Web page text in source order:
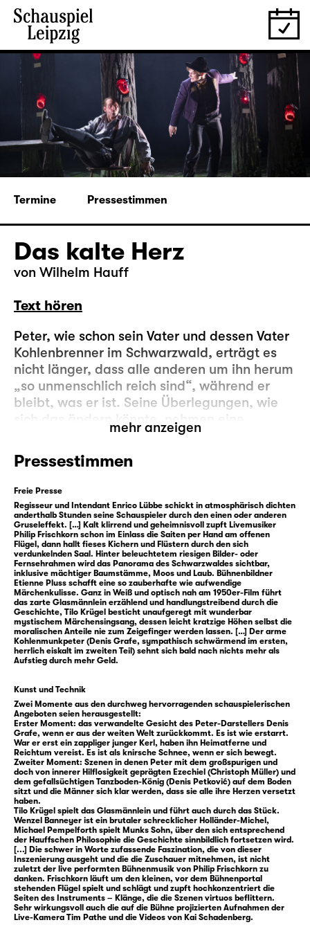
Termine Pressestimmen
Das kalte Herz
von Wilhelm Hauff
Text hören
Peter, wie schon sein Vater und dessen Vater
Kohlenbrenner im Schwarzwald, erträgt es
nicht länger, dass alle anderen um ihn herum
„so unmenschlich reich sind“, während er
bleibt, was er ist. Seine Überlegungen, wie
sich das ändern könnte, nehmen eine
ungeahnte Wendung: Er erfährt, dass er als
Sonntagskind das Glasmännlein aufsuchen
darf, das tief im Schwarzwald lebt. Bei ihm
hat er drei Wünsche frei. Wie einfach ist das!
Doch Peters Wunsch, immer genauso viel
Geld zu haben wie der erfolgreiche Ezechiel,
erweist sich als Fehlspekulation: Peter nimmt
Ezechiel beim Würfeln das Geld ab. So
lange, bis keiner von beiden mehr einen Taler
hat. Und Peter steht mit leeren Taschen da.
Seine Wut darüber will Peter am
Glasmännlein auslassen. Aber wo das
Glasmännlein ist, da wartet auch der
Holländer-Michel in der Nähe, als ein
skrupelloser Wunsch-Erfüller für alle, die die
große Gier umtreibt. Lebendiges Herz gegen
unbegrenzten Kredit, lautet Holländer-
Michels Geschäftsmodell. Peter willigt ein
und trägt ab da Stein statt Herz.
Sein Aufstieg beginnt. Bis er realisiert: Fast
niemand um ihn herum hat überhaupt noch
ein Herz. Aber: Einen Wunsch hat Peter beim
Glasmännlein bis zuletzt immer noch frei …
Der Schwarzwald in Wilhelm Hauffs „Das
kalte Herz“ ist ein sagenhafter Zauberwald.
Ein Ort, an dem Holz zu Kohle und Glas
verwandelt wird — und zu Geld und Erfolg.
Eine Fabrik der Träume vom schnellen
mehr anzeigen
Pressestimmen
Freie Presse
Regisseur und Intendant Enrico Lübbe schickt in atmosphärisch dichten
anderthalb Stunden seine Schauspieler durch den einen oder anderen
Gruseleffekt. […] Kalt klirrend und geheimnisvoll zupft Livemusiker
Philip Frischkorn schon im Einlass die Saiten per Hand am offenen
Flügel, dann hallt fieses Kichern und Flüstern durch den sich
verdunkelnden Saal. Hinter beleuchtetem riesigen Bilder- oder
Fernsehrahmen wird das Panorama des Schwarzwaldes sichtbar,
inklusive mächtiger Baumstämme, Moos und Laub. Bühnenbildner
Etienne Pluss schafft eine so zauberhafte wie aufwendige
Märchenkulisse. Ganz in Weiß und optisch nah am 1950er-Film führt
das zarte Glasmännlein erzählend und handlungstreibend durch die
Geschichte, Tilo Krügel besticht unaufgeregt mit wunderbar
mystischem Märchensingsang, dessen leicht kratzige Höhen selbst die
moralischen Anteile nie zum Zeigefinger werden lassen. […] Der arme
Kohlenmunkpeter (Denis Grafe, sympathisch schwärmend im ersten,
herrlich eiskalt im zweiten Teil) sehnt sich bald nach nichts mehr als
Aufstieg durch mehr Geld.
Kunst und Technik
Zwei Momente aus den durchweg hervorragenden schauspielerischen
Angeboten seien herausgestellt:
Erster Moment: das verwandelte Gesicht des Peter-Darstellers Denis
Grafe, wenn er aus der weiten Welt zurückkommt. Es ist wie erstarrt.
War er erst ein zappliger junger Kerl, haben ihn Heimatferne und
Reichtum vereist. Es ist als knirsche Schnee, wenn er sich bewegt.
Zweiter Moment: Szenen in denen Peter mit dem großspurigen und
doch von innerer Hilflosigkeit geprägten Ezechiel (Christoph Müller) und
dem gefallsüchtigen Tanzboden-König (Denis Petković) auf dem Boden
sitzt und die Männer sich klar werden, dass sie alle ihre Herzen versetzt
haben.
Tilo Krügel spielt das Glasmännlein und führt auch durch das Stück.
Wenzel Banneyer ist ein brutaler schrecklicher Holländer-Michel,
Michael Pempelforth spielt Munks Sohn, über den sich entsprechend
der Hauffschen Philosophie die Geschichte sinnbildlich fortsetzen wird.
[...] Die schwer in Worte zufassende Faszination, die von dieser
Inszenierung ausgeht und die die Zuschauer mitnehmen, ist nicht
zuletzt der live performten Bühnenmusik von Philip Frischkorn zu
danken. Frischkorn läuft um den kleinen, vor dem Bühnenportal
stehenden Flügel spielt und schlägt und zupft hochkonzentriert die
Seiten des Instruments – Klänge, die die Szenen virtuos beflittern.
Sehr wirkungsvoll auch die auf die Bühne projizierten Aufnahmen der
Live-Kamera Tim Pathe und die Videos von Kai Schadenberg.